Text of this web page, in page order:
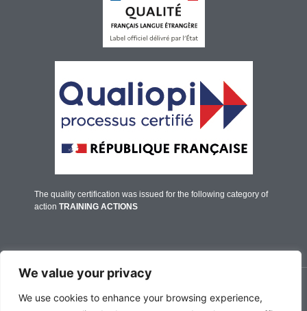
We value your privacy
We use cookies to enhance your browsing experience,
The quality certification was issued for the following category of
action TRAINING ACTIONS
© IFALPES Annecy - 2026